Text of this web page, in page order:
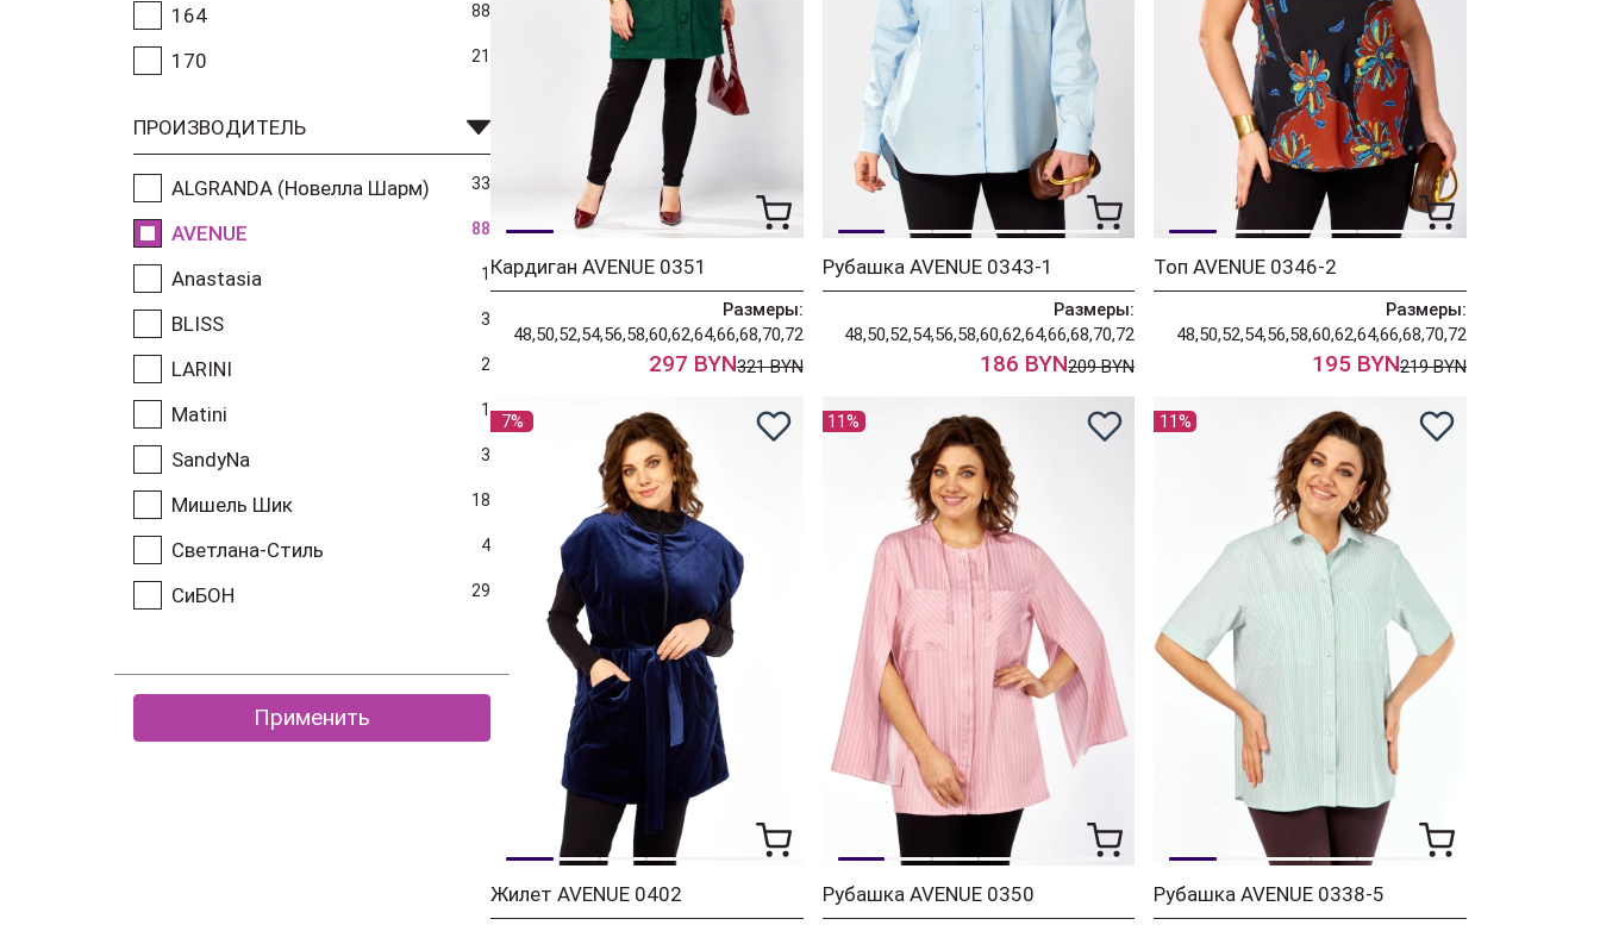
164 88
170 21
ПРОИЗВОДИТЕЛЬ
ALGRANDA (Новелла Шарм) 33
AVENUE 88
Anastasia 1
BLISS 3
LARINI 2
Matini 1
SandyNa 3
Мишель Шик 18
Светлана-Стиль 4
СиБОН 29
Применить
Кардиган AVENUE 0351
Размеры:
48,50,52,54,56,58,60,62,64,66,68,70,72
297 BYN321 BYN
Рубашка AVENUE 0343-1
Размеры:
48,50,52,54,56,58,60,62,64,66,68,70,72
186 BYN209 BYN
Топ AVENUE 0346-2
Размеры:
48,50,52,54,56,58,60,62,64,66,68,70,72
195 BYN219 BYN
7%
Жилет AVENUE 0402
11%
Рубашка AVENUE 0350
11%
Рубашка AVENUE 0338-5